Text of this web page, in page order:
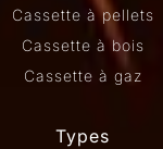
Cassette à pellets
Cassette à bois
Cassette à gaz
Types